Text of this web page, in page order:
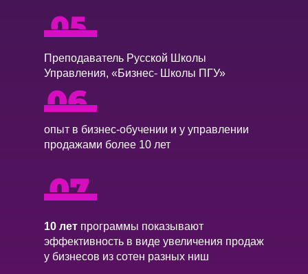
опыт в бизнес-обучении и у управлении
продажами более 10 лет
10 лет программы показывают
эффективность в виде увеличения продаж
у бизнесов из сотен разных ниш
Преподаватель Русской Школы
Управления, «Бизнес- Школы ПГУ»